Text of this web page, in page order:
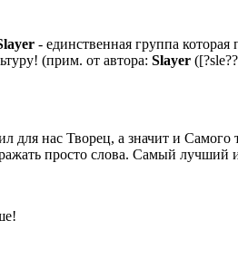
- единственная группа которая
(прим. от автора: Slayer
для нас Творец, а значит и Самого
просто слова. Самый